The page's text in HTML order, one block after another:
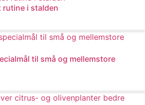
rutine i stalden
til små og mellemstore